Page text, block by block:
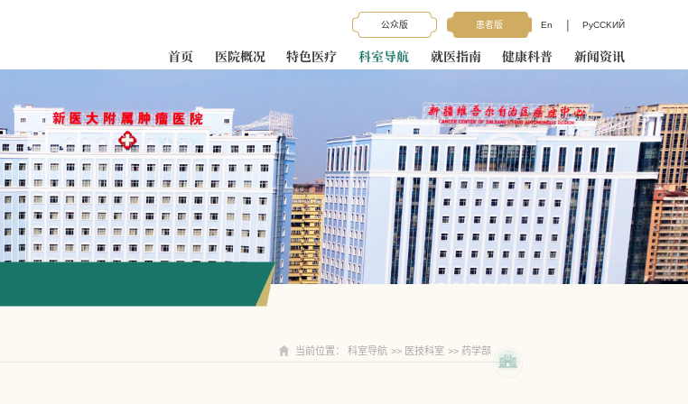
公众版 患者版 En | PyCCKИЙ
首页 医院概况 特色医疗 科室导航 就医指南 健康科普 新闻资讯
科室导航
当前位置： 科室导航 >> 医技科室 >> 药学部